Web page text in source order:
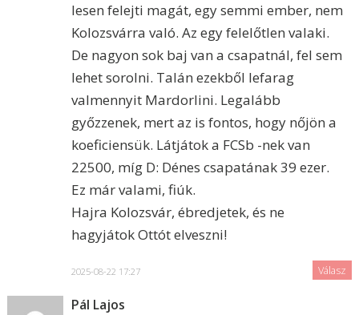
lesen felejti magát, egy semmi ember, nem
Kolozsvárra való. Az egy felelőtlen valaki.
De nagyon sok baj van a csapatnál, fel sem
lehet sorolni. Talán ezekből lefarag
valmennyit Mardorlini. Legalább
győzzenek, mert az is fontos, hogy nőjön a
koeficiensük. Látjátok a FCSb -nek van
22500, míg D: Dénes csapatának 39 ezer.
Ez már valami, fiúk.
Hajra Kolozsvár, ébredjetek, és ne
hagyjátok Ottót elveszni!
2025-08-22 17:27 Válasz
Pál Lajos